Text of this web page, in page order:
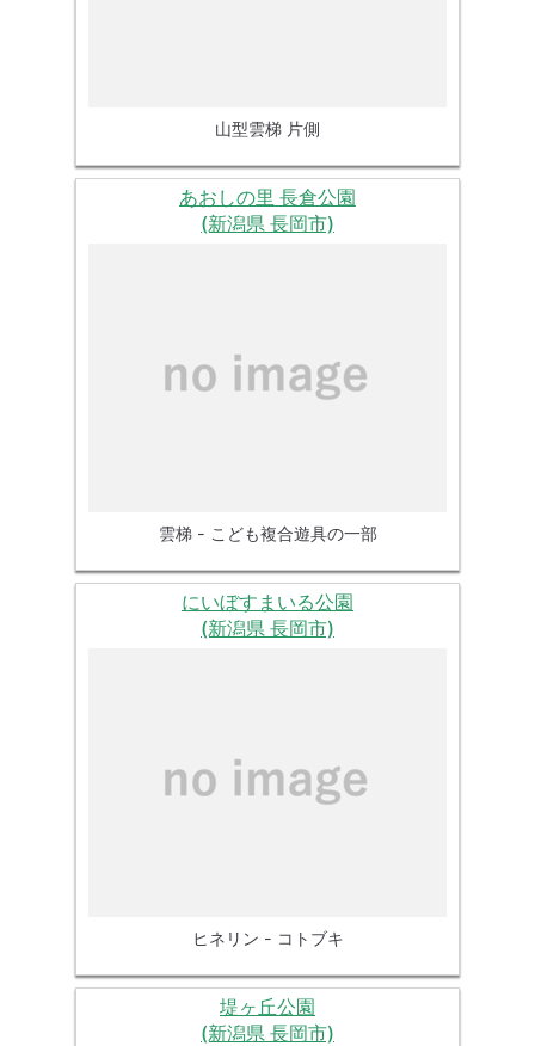
山型雲梯 片側
あおしの里 長倉公園
(新潟県 長岡市)
雲梯 - こども複合遊具の一部
にいぼすまいる公園
(新潟県 長岡市)
ヒネリン - コトブキ
堤ヶ丘公園
(新潟県 長岡市)